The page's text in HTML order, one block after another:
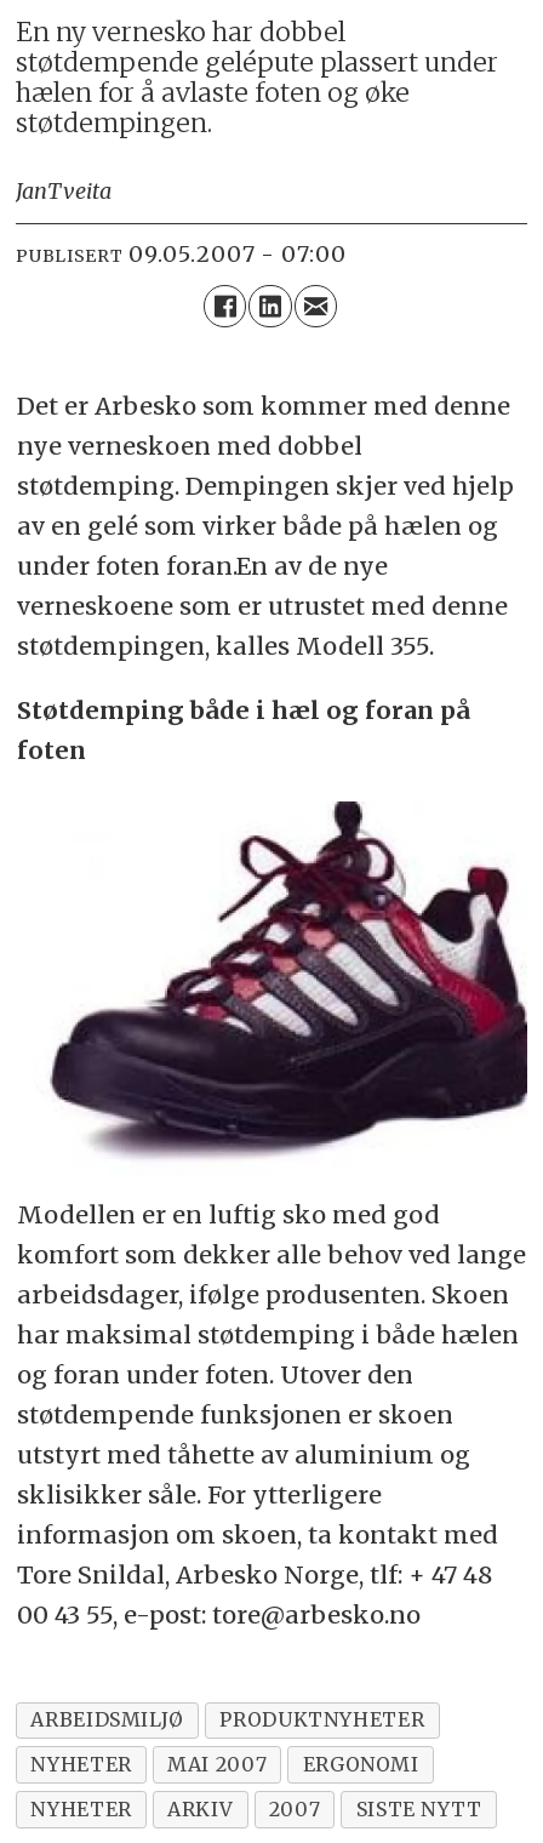
En ny vernesko har dobbel
støtdempende gelépute plassert under
hælen for å avlaste foten og øke
støtdempingen.
JanTveita
PUBLISERT 09.05.2007 - 07:00
Det er Arbesko som kommer med denne
nye verneskoen med dobbel
støtdemping. Dempingen skjer ved hjelp
av en gelé som virker både på hælen og
under foten foran.En av de nye
verneskoene som er utrustet med denne
støtdempingen, kalles Modell 355.
Støtdemping både i hæl og foran på
foten
Modellen er en luftig sko med god
komfort som dekker alle behov ved lange
arbeidsdager, ifølge produsenten. Skoen
har maksimal støtdemping i både hælen
og foran under foten. Utover den
støtdempende funksjonen er skoen
utstyrt med tåhette av aluminium og
sklisikker såle. For ytterligere
informasjon om skoen, ta kontakt med
Tore Snildal, Arbesko Norge, tlf: + 47 48
00 43 55, e-post: tore@arbesko.no
ARBEIDSMILJØ
PRODUKTNYHETER
NYHETER
MAI 2007
ERGONOMI
NYHETER
ARKIV 2007 SISTE NYTT